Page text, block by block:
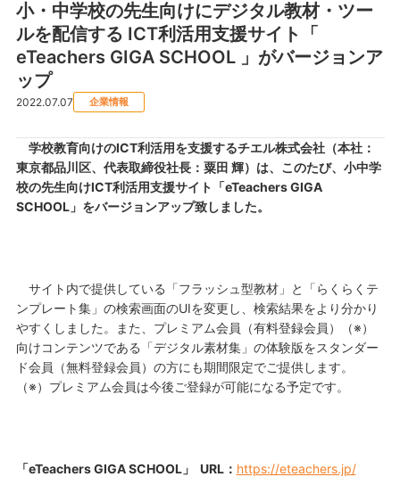
小・中学校の先生向けにデジタル教材・ツー
ルを配信する ICT利活用支援サイト「
eTeachers GIGA SCHOOL 」がバージョンア
ップ
2022.07.07 企業情報
学校教育向けのICT利活用を支援するチエル株式会社（本社：
東京都品川区、代表取締役社長：粟田 輝）は、このたび、小中学
校の先生向けICT利活用支援サイト「eTeachers GIGA
SCHOOL」をバージョンアップ致しました。
サイト内で提供している「フラッシュ型教材」と「らくらくテ
ンプレート集」の検索画面のUIを変更し、検索結果をより分かり
やすくしました。また、プレミアム会員（有料登録会員）（※）
向けコンテンツである「デジタル素材集」の体験版をスタンダー
ド会員（無料登録会員）の方にも期間限定でご提供します。
（※）プレミアム会員は今後ご登録が可能になる予定です。
「eTeachers GIGA SCHOOL」 URL： https://eteachers.jp/